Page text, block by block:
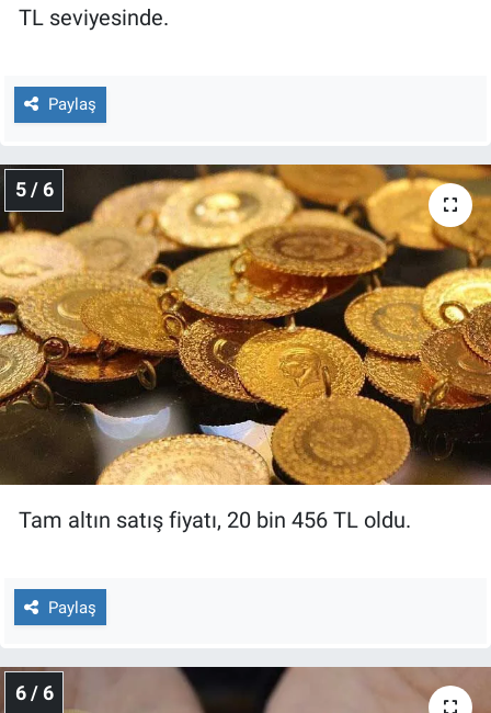
TL seviyesinde.
Paylaş
5 / 6
Tam altın satış fiyatı, 20 bin 456 TL oldu.
Paylaş
6 / 6